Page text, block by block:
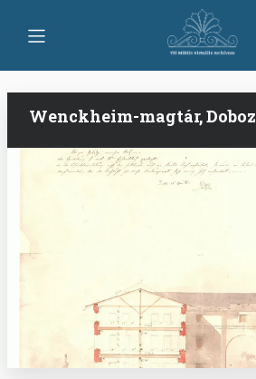
tartalomra
Wenckheim-magtár, Doboz